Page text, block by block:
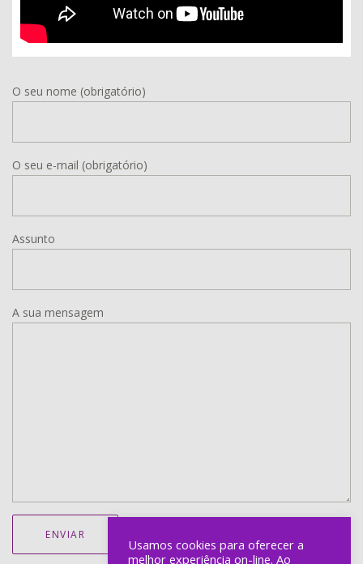
O seu nome (obrigatório)
O seu e-mail (obrigatório)
Assunto
A sua mensagem
Usamos cookies para oferecer a
melhor experiência on-line. Ao